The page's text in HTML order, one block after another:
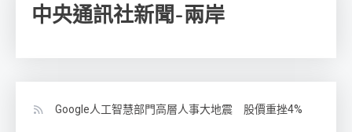
中央通訊社新聞-兩岸
Google人工智慧部門高層人事大地震 股價重挫4%